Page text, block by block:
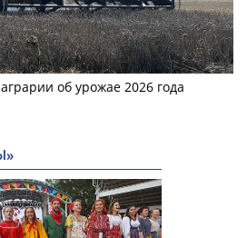
об урожае 2026 года